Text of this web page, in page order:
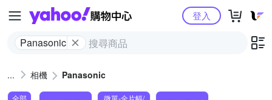
Yahoo購物中心
Panasonic
登入
相機 Panasonic